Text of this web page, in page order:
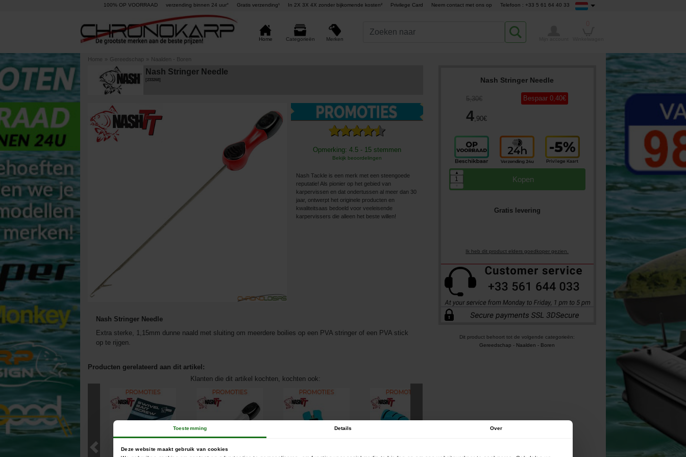
Toestemming Details Over
Deze website maakt gebruik van cookies
100% OP VOORRAAD verzending binnen 24 uur° Gratis verzending¹ In 2X 3X 4X zonder bijkomende kosten² Privilege Card Neem contact met ons op Telefoon : +33 5 61 64 40 33
Home Categorieën Merken
Home » Gereedschap » Naalden - Boren
Nash Stringer Needle
233268]
Opmerking: 4.5 - 15 stemmen
Bekijk beoordelingen
Nash Tackle is een merk met een steengoede
reputatie! Als pionier op het gebied van
karpervissen en dat ondertussen al meer dan 30
jaar, ontwerpt het originele producten en
kwaliteitsaas bedoeld voor veeleisende
karpervissers die alleen het beste willen!
Nash Stringer Needle
5,30€
4,90€
Bespaar 0,40€
Kopen
▲
Gratis levering
Ik heb dit product elders goedkoper gezien.
Dit product behoort tot de volgende categorieën:
Gereedschap - Naalden - Boren
Nash Stringer Needle
Extra sterke, 1,15mm dunne naald met sluiting om meerdere boilies op een PVA stringer of een PVA stick
op te rijgen.
Producten gerelateerd aan dit artikel:
Klanten die dit artikel kochten, kochten ook: